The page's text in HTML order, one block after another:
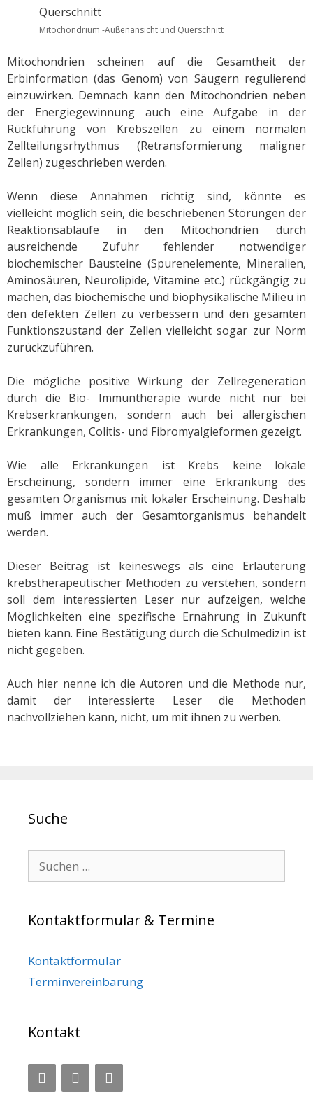
Mitochondrium -Außenansicht und Querschnitt
Mitochondrien scheinen auf die Gesamtheit der
Erbinformation (das Genom) von Säugern regulierend
einzuwirken. Demnach kann den Mitochondrien neben
der Energiegewinnung auch eine Aufgabe in der
Rückführung von Krebszellen zu einem normalen
Zellteilungsrhythmus (Retransformierung maligner
Zellen) zugeschrieben werden.
Wenn diese Annahmen richtig sind, könnte es
vielleicht möglich sein, die beschriebenen Störungen der
Reaktionsabläufe in den Mitochondrien durch
ausreichende Zufuhr fehlender notwendiger
biochemischer Bausteine (Spurenelemente, Mineralien,
Aminosäuren, Neurolipide, Vitamine etc.) rückgängig zu
machen, das biochemische und biophysikalische Milieu in
den defekten Zellen zu verbessern und den gesamten
Funktionszustand der Zellen vielleicht sogar zur Norm
zurückzuführen.
Die mögliche positive Wirkung der Zellregeneration
durch die Bio- Immuntherapie wurde nicht nur bei
Krebserkrankungen, sondern auch bei allergischen
Erkrankungen, Colitis- und Fibromyalgieformen gezeigt.
Wie alle Erkrankungen ist Krebs keine lokale
Erscheinung, sondern immer eine Erkrankung des
gesamten Organismus mit lokaler Erscheinung. Deshalb
muß immer auch der Gesamtorganismus behandelt
werden.
Dieser Beitrag ist keineswegs als eine Erläuterung
krebstherapeutischer Methoden zu verstehen, sondern
soll dem interessierten Leser nur aufzeigen, welche
Möglichkeiten eine spezifische Ernährung in Zukunft
bieten kann. Eine Bestätigung durch die Schulmedizin ist
nicht gegeben.
Auch hier nenne ich die Autoren und die Methode nur,
damit der interessierte Leser die Methoden
nachvollziehen kann, nicht, um mit ihnen zu werben.
Suche
Search for:
Kontaktformular & Termine
Kontaktformular
Terminvereinbarung
Kontakt